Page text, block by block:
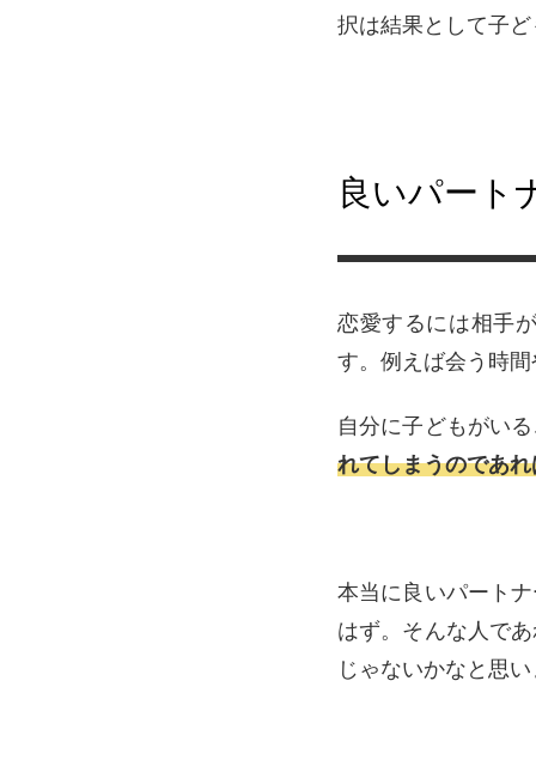
択は結果として子
良いパート
恋愛するには相手
す。例えば会う時
自分に子どもがい
れてしまうのであ
本当に良いパート
はず。そんな人で
じゃないかなと思